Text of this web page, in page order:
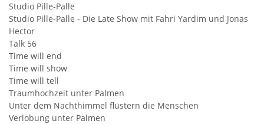
Studio Pille-Palle
Studio Pille-Palle - Die Late Show mit Fahri Yardim und Jonas
Hector
Talk 56
Time will end
Time will show
Time will tell
Traumhochzeit unter Palmen
Unter dem Nachthimmel flüstern die Menschen
Verlobung unter Palmen